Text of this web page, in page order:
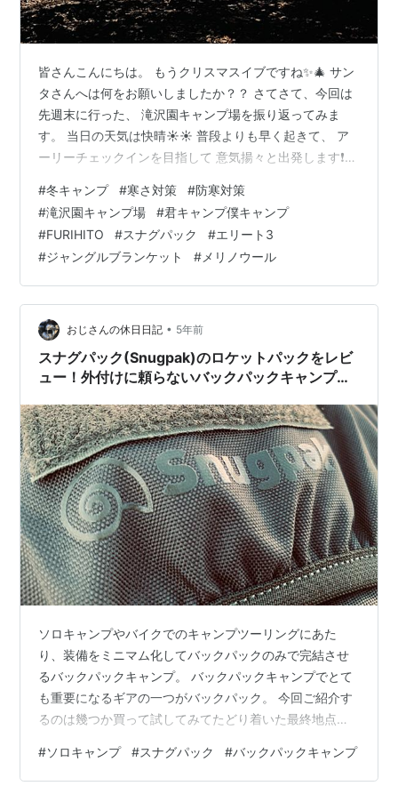
皆さんこんにちは。 もうクリスマスイブですね✨🎄 サン
タさんへは何をお願いしましたか？？ さてさて、今回は
先週末に行った、 滝沢園キャンプ場を振り返ってみま
す。 当日の天気は快晴☀️☀️ 普段よりも早く起きて、 ア
ーリーチェックインを目指して 意気揚々と出発します❗️
10時15分ごろ。 ・・・。 1時間弱の遅れです。 実はこの
日、雲一つない空の下、 意気揚々と歩き始めたのです
が、 家を出て3〜4歩進んだところで・・・、 切れまし
た。。 バックパックの肩紐が。。。😭 正確にはベルトの
長さ調節をする プラスチックのパーツが破断しまし
た。。 も…
#冬キャンプ #寒さ対策 #防寒対策
#滝沢園キャンプ場 #君キャンプ僕キャンプ
#FURIHITO #スナグパック #エリート3
#ジャングルブランケット # メリノウール
おじさんの休日日記 • 5年前
スナグパック(Snugpak)のロケットパックをレビ
ュー！外付けに頼らないバックパックキャンプで
ソロキャンプやバイクでのキャンプツーリングにあた
り、装備をミニマム化してバックパックのみで完結させ
るバックパックキャンプ。 バックパックキャンプでとて
も重要になるギアの一つがバックパック。 今回ご紹介す
るのは幾つか買って試してみてたどり着いた最終地点。
してしまいました！ 購入したのはスナグパックのロケッ
トパックという商品 Rocket Pak System Olive Green
#ソロキャンプ #スナグパック #バックパックキャンプ